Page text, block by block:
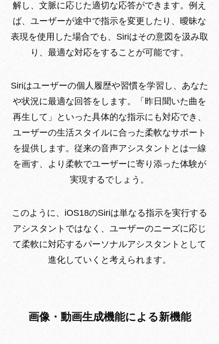
解し、文脈に応じた適切な応答ができます。例え
ば、ユーザーが途中で指示を変更したり、曖昧な
表現を使用した場合でも、Siriはその意図を汲み取
り、最適な対応をすることが可能です。
Siriはユーザーの個人履歴や習慣を学習し、あなた
や状況に最適な回答をします。「昨日聞いた曲を
再生して」といった具体的な指示にも対応でき、
ユーザーの生活スタイルに合った柔軟なサポート
を提供します。従来の音声アシスタントとは一線
を画す、より柔軟でユーザーに寄り添った体験が
実現するでしょう。
このように、iOS18のSiriは単なる指示を実行する
アシスタントではなく、ユーザーのニーズに応じ
て柔軟に対応するパーソナルアシスタントとして
進化していくと考えられます。
画像・動画生成機能による新機能